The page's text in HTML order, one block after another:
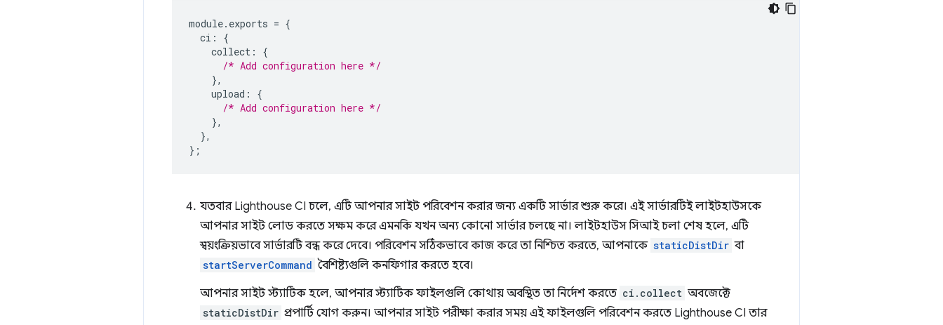
module. exports = {
ci :
{
collect :
{
/* Add configuration here */
},
upload :
{
/* Add configuration here */
},
},
};
যতবার Lighthouse CI চলে, এটি আপনার সাইট পরিবেশন করার জন্য একটি সার্ভার শুরু করে। এই সার্ভারটিই লাইটহাউসকে
আপনার সাইট লোড করতে সক্ষম করে এমনকি যখন অন্য কোনো সার্ভার চলছে না। লাইটহাউস সিআই চলা শেষ হলে, এটি
স্বয়ংক্রিয়ভাবে সার্ভারটি বন্ধ করে দেবে। পরিবেশন সঠিকভাবে কাজ করে তা নিশ্চিত করতে, আপনাকে staticDistDir বা
startServerCommand বৈশিষ্ট্যগুলি কনফিগার করতে হবে।
আপনার সাইট স্ট্যাটিক হলে, আপনার স্ট্যাটিক ফাইলগুলি কোথায় অবস্থিত তা নির্দেশ করতে ci.collect অবজেক্টে
staticDistDir প্রপার্টি যোগ করুন। আপনার সাইট পরীক্ষা করার সময় এই ফাইলগুলি পরিবেশন করতে Lighthouse CI তার